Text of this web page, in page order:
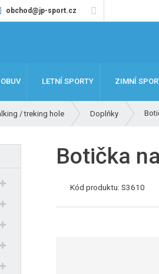
obchod@jp-sport.cz
LETNÍ SPORTY ZIMNÍ
/ treking hole Doplňky
Botička
Kód produktu: S3610